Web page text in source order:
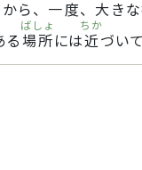
ら、 一度、 大 きな
る 場所
ばしょ
には近
ちか
づい